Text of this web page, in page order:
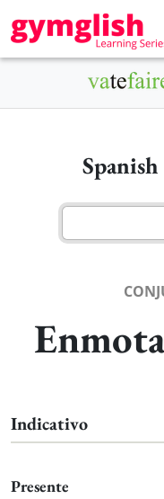
Indicativo
Presente